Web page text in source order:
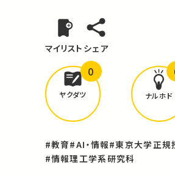
マイリスト シェア
どんな学びがあり
ヤクダツ
0
ナルホド
#教育#AI・情報#東京大学正規
#情報理工学系研究科